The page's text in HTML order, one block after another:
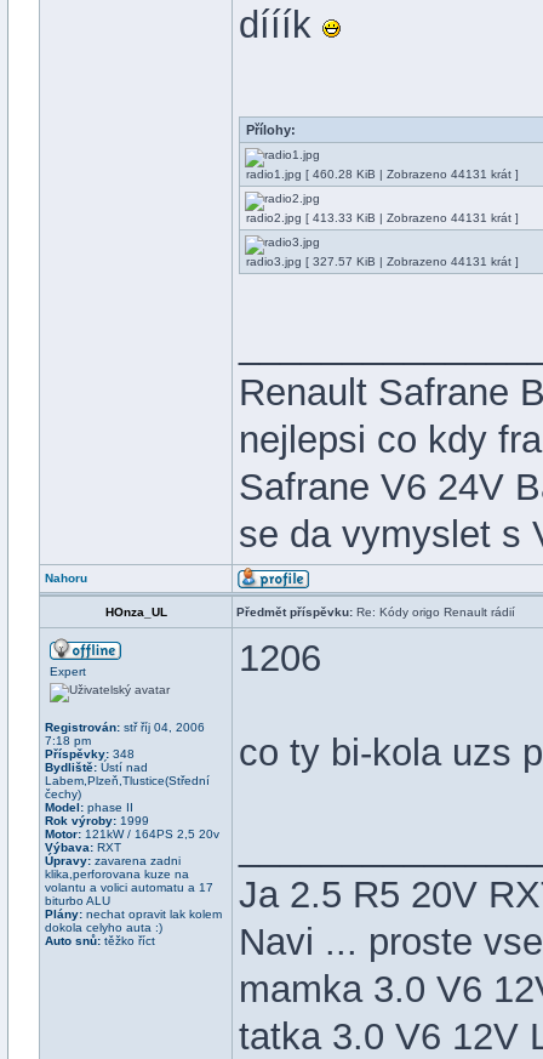
dííík
Přílohy:
radio1.jpg [ 460.28 KiB | Zobrazeno 44131 krát ]
radio2.jpg [ 413.33 KiB | Zobrazeno 44131 krát ]
radio3.jpg [ 327.57 KiB | Zobrazeno 44131 krát ]
Renault Safrane
nejlepsi co kdy
Safrane V6 24V
se da vymyslet s
Nahoru
HOnza_UL Předmět příspěvku: Re: Kódy origo Renault rádií
Expert
Registrován: stř říj 04, 2006
7:18 pm
Příspěvky: 348
Bydliště: Ústí nad
Labem,Plzeň,Tlustice(Střední
čechy)
Model: phase II
Rok výroby: 1999
Motor: 121kW / 164PS 2,5 20v
Výbava: RXT
Úpravy: zavarena zadni
klika,perforovana kuze na
volantu a volici automatu a 17
biturbo ALU
Plány: nechat opravit lak kolem
dokola celyho auta :)
Auto snů: těžko říct
1206
co ty bi-kola uzs
Ja 2.5 R5 20V
Navi ... proste
mamka 3.0 V6
tatka 3.0 V6 12V